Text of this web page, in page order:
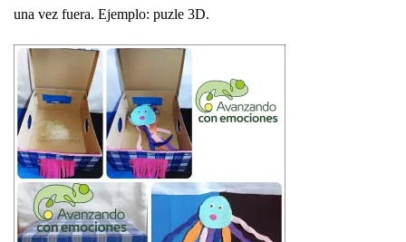
una vez fuera. Ejemplo: puzle 3D.